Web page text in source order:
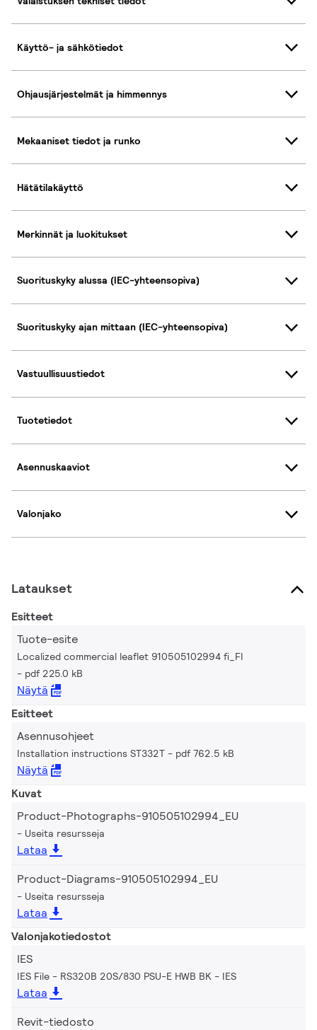
Käyttö- ja sähkötiedot
Ohjausjärjestelmät ja himmennys
Mekaaniset tiedot ja runko
Hätätilakäyttö
Merkinnät ja luokitukset
Suorituskyky alussa (IEC-yhteensopiva)
Suorituskyky ajan mittaan (IEC-yhteensopiva)
Vastuullisuustiedot
Tuotetiedot
Asennuskaaviot
Valonjako
Lataukset
Esitteet
Tuote-esite
Localized commercial leaflet 910505102994 fi_FI
pdf 225.0 kB
Näytä
Esitteet
Asennusohjeet
Installation instructions ST332T pdf 762.5 kB
Näytä
Kuvat
Product-Photographs-910505102994_EU
Useita resursseja
Lataa
Product-Diagrams-910505102994_EU
Useita resursseja
Lataa
Valonjakotiedostot
IES
IES File - RS320B 20S/830 PSU-E HWB BK IES
Lataa
Revit-tiedosto